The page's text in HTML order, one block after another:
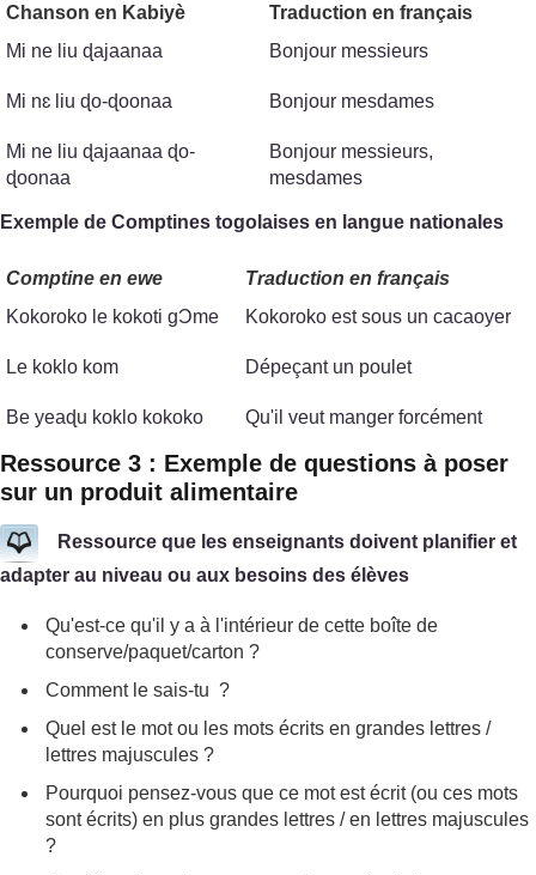
Chanson en Kabiyè
Traduction en français
Mi ne liu ɖajaanaa
Mi nɛ liu ɖo-ɖoonaa
Mi ne liu ɖajaanaa ɖo-
ɖoonaa
Bonjour messieurs
Bonjour mesdames
Bonjour messieurs,
mesdames
Exemple de Comptines togolaises en langue nationales
Comptine en ewe
Traduction en français
Kokoroko le kokoti gϽme
Le koklo kom
Be yeaɖu koklo kokoko
Kokoroko est sous un cacaoyer
Dépeçant un poulet
Qu'il veut manger forcément
Ressource 3 : Exemple de questions à poser
sur un produit alimentaire
Ressource que les enseignants doivent planifier et
adapter au niveau ou aux besoins des élèves
Qu'est-ce qu'il y a à l'intérieur de cette boîte de
conserve/paquet/carton ?
Comment le sais-tu ?
Quel est le mot ou les mots écrits en grandes lettres /
lettres majuscules ?
Pourquoi pensez-vous que ce mot est écrit (ou ces mots
sont écrits) en plus grandes lettres / en lettres majuscules
?